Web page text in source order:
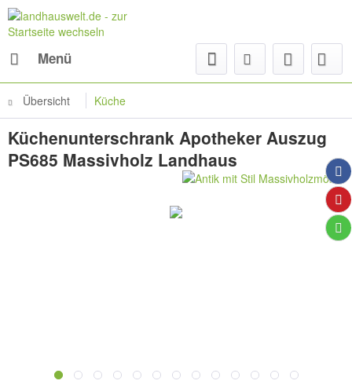
Menü
Übersicht Küche
Küchenunterschrank Apotheker Auszug
PS685 Massivholz Landhaus